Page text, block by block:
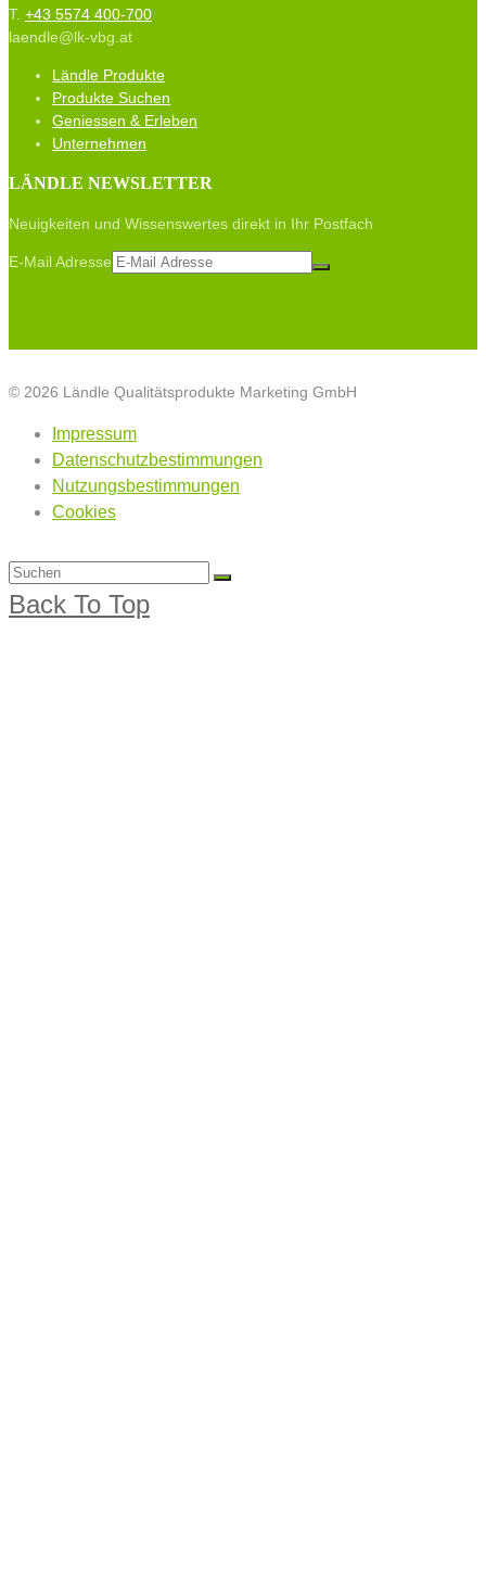
T. +43 5574 400-700
laendle@lk-vbg.at
Ländle Produkte
Produkte Suchen
Geniessen & Erleben
Unternehmen
LÄNDLE NEWSLETTER
Neuigkeiten und Wissenswertes direkt in Ihr Postfach
E-Mail Adresse
© 2026 Ländle Qualitätsprodukte Marketing GmbH
Impressum
Datenschutzbestimmungen
Nutzungsbestimmungen
Cookies
Back To Top